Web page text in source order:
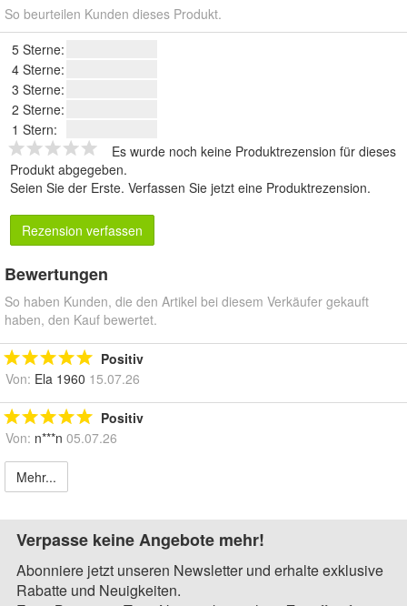
So beurteilen Kunden dieses Produkt.
5 Sterne:
4 Sterne:
3 Sterne:
2 Sterne:
1 Stern:
Es wurde noch keine Produktrezension für dieses
Produkt abgegeben.
Seien Sie der Erste. Verfassen Sie jetzt eine Produktrezension.
Rezension verfassen
Bewertungen
So haben Kunden, die den Artikel bei diesem Verkäufer gekauft
haben, den Kauf bewertet.
Positiv
Von: Ela 1960 15.07.26
Positiv
Von: n***n 05.07.26
Mehr...
Verpasse keine Angebote mehr!
Abonniere jetzt unseren Newsletter und erhalte exklusive
Rabatte und Neuigkeiten.